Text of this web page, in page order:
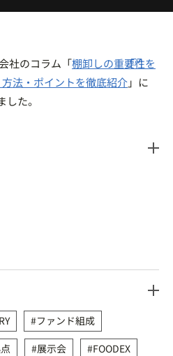
社のコラム「棚卸しの重要性を
法・ポイントを徹底紹介」に
した。
ファンド組成
展示会
FOODEX